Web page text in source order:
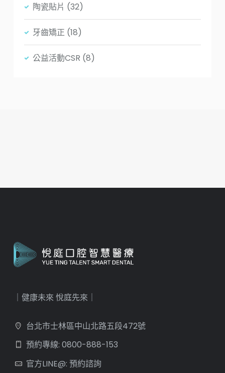
陶瓷貼片 (32)
牙齒矯正 (18)
公益活動CSR (8)
｜健康未來 悅庭先來｜
台北市士林區中山北路五段472號
預約專線: 0800-888-153
官方LINE@: 預約諮詢